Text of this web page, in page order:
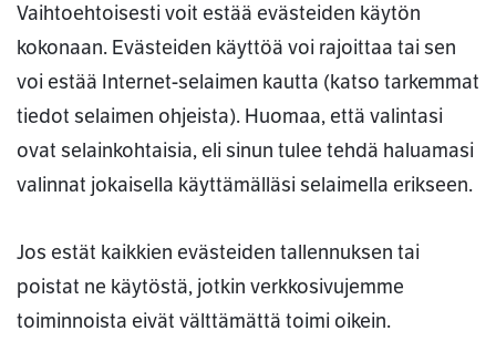
Vaihtoehtoisesti voit estää evästeiden käytön
kokonaan. Evästeiden käyttöä voi rajoittaa tai sen
voi estää Internet-selaimen kautta (katso tarkemmat
tiedot selaimen ohjeista). Huomaa, että valintasi
ovat selainkohtaisia, eli sinun tulee tehdä haluamasi
valinnat jokaisella käyttämälläsi selaimella erikseen.
Jos estät kaikkien evästeiden tallennuksen tai
poistat ne käytöstä, jotkin verkkosivujemme
toiminnoista eivät välttämättä toimi oikein.